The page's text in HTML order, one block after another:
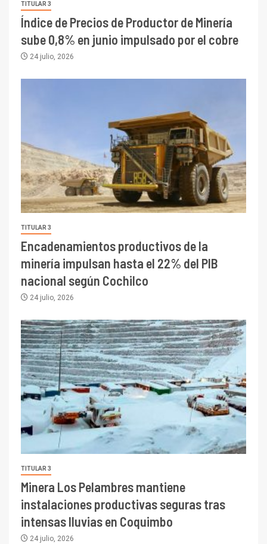
TITULAR 3
Índice de Precios de Productor de Minería
sube 0,8% en junio impulsado por el cobre
24 julio, 2026
TITULAR 3
Encadenamientos productivos de la
minería impulsan hasta el 22% del PIB
nacional según Cochilco
24 julio, 2026
TITULAR 3
Minera Los Pelambres mantiene
instalaciones productivas seguras tras
intensas lluvias en Coquimbo
24 julio, 2026